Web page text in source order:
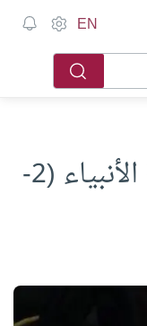
EN
كيف عرض القرآن حياة الأنبياء (2-